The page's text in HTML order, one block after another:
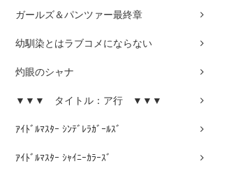
ガールズ＆パンツァー最終章
幼馴染とはラブコメにならない
灼眼のシャナ
▼▼▼ タイトル：ア行 ▼▼▼
ｱｲﾄﾞﾙﾏｽﾀｰ ｼﾝﾃﾞﾚﾗｶﾞｰﾙｽﾞ
ｱｲﾄﾞﾙﾏｽﾀｰ ｼｬｲﾆｰｶﾗｰｽﾞ